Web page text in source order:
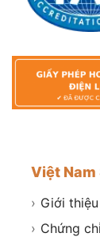
Việt Nam
› Giới thiệu
› Chứng